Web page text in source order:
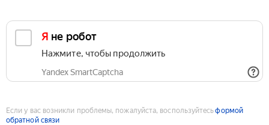
Я не робот
Нажмите, чтобы продолжить
Yandex SmartCaptcha
Если у вас возникли проблемы, пожалуйста, воспользуйтесьформой
обратной связи